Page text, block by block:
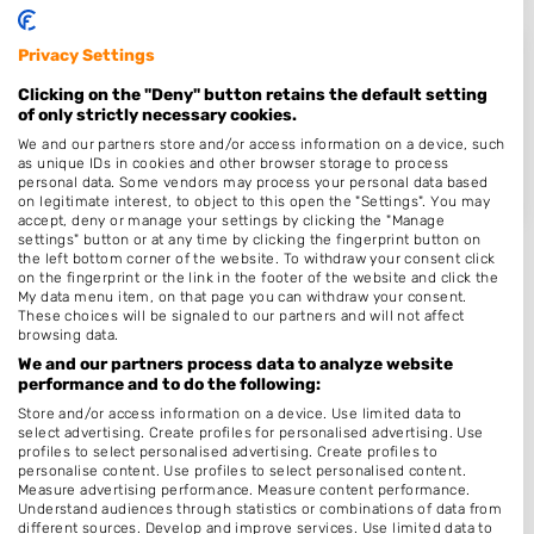
M.C. Escherweg 2
7425RJ
Op 19,19 km afstand
Plaatsen in de buurt
Hellendoorn
Zuna
Zuna
Notter
Haarle
Privacy Settings
Clicking on the "Deny" button retains the default setting
of only strictly necessary cookies.
We and our partners store and/or access information on a device, such
as unique IDs in cookies and other browser storage to process
personal data. Some vendors may process your personal data based
on legitimate interest, to object to this open the "Settings". You may
accept, deny or manage your settings by clicking the "Manage
settings" button or at any time by clicking the fingerprint button on
the left bottom corner of the website. To withdraw your consent click
on the fingerprint or the link in the footer of the website and click the
My data menu item, on that page you can withdraw your consent.
These choices will be signaled to our partners and will not affect
browsing data.
We and our partners process data to analyze website
performance and to do the following:
Store and/or access information on a device. Use limited data to
select advertising. Create profiles for personalised advertising. Use
profiles to select personalised advertising. Create profiles to
personalise content. Use profiles to select personalised content.
Measure advertising performance. Measure content performance.
Understand audiences through statistics or combinations of data from
different sources. Develop and improve services. Use limited data to